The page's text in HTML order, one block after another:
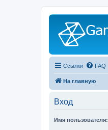
Ссылки FAQ
На главную
Вход
Имя пользователя: